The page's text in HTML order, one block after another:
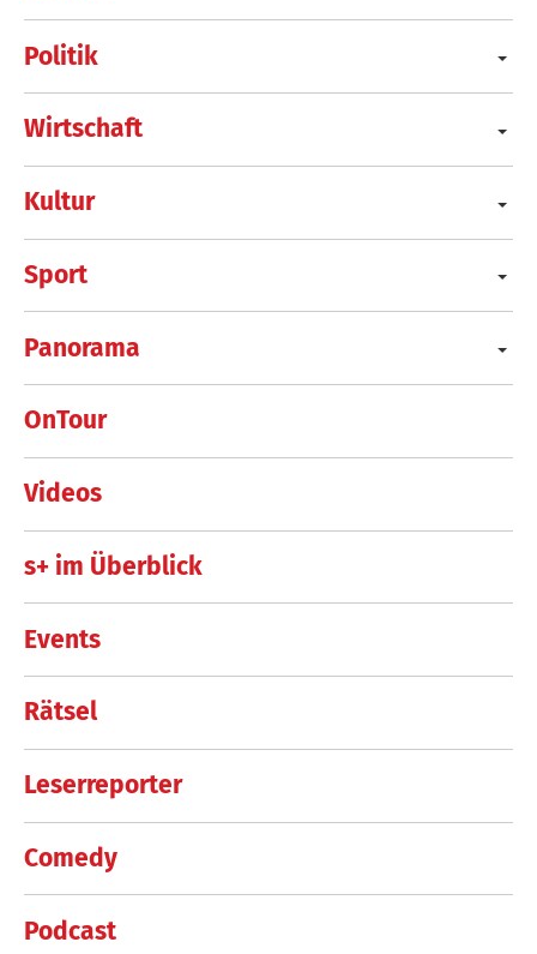
Politik
Wirtschaft
Kultur
Sport
Panorama
OnTour
Videos
s+ im Überblick
Events
Rätsel
Leserreporter
Comedy
Podcast